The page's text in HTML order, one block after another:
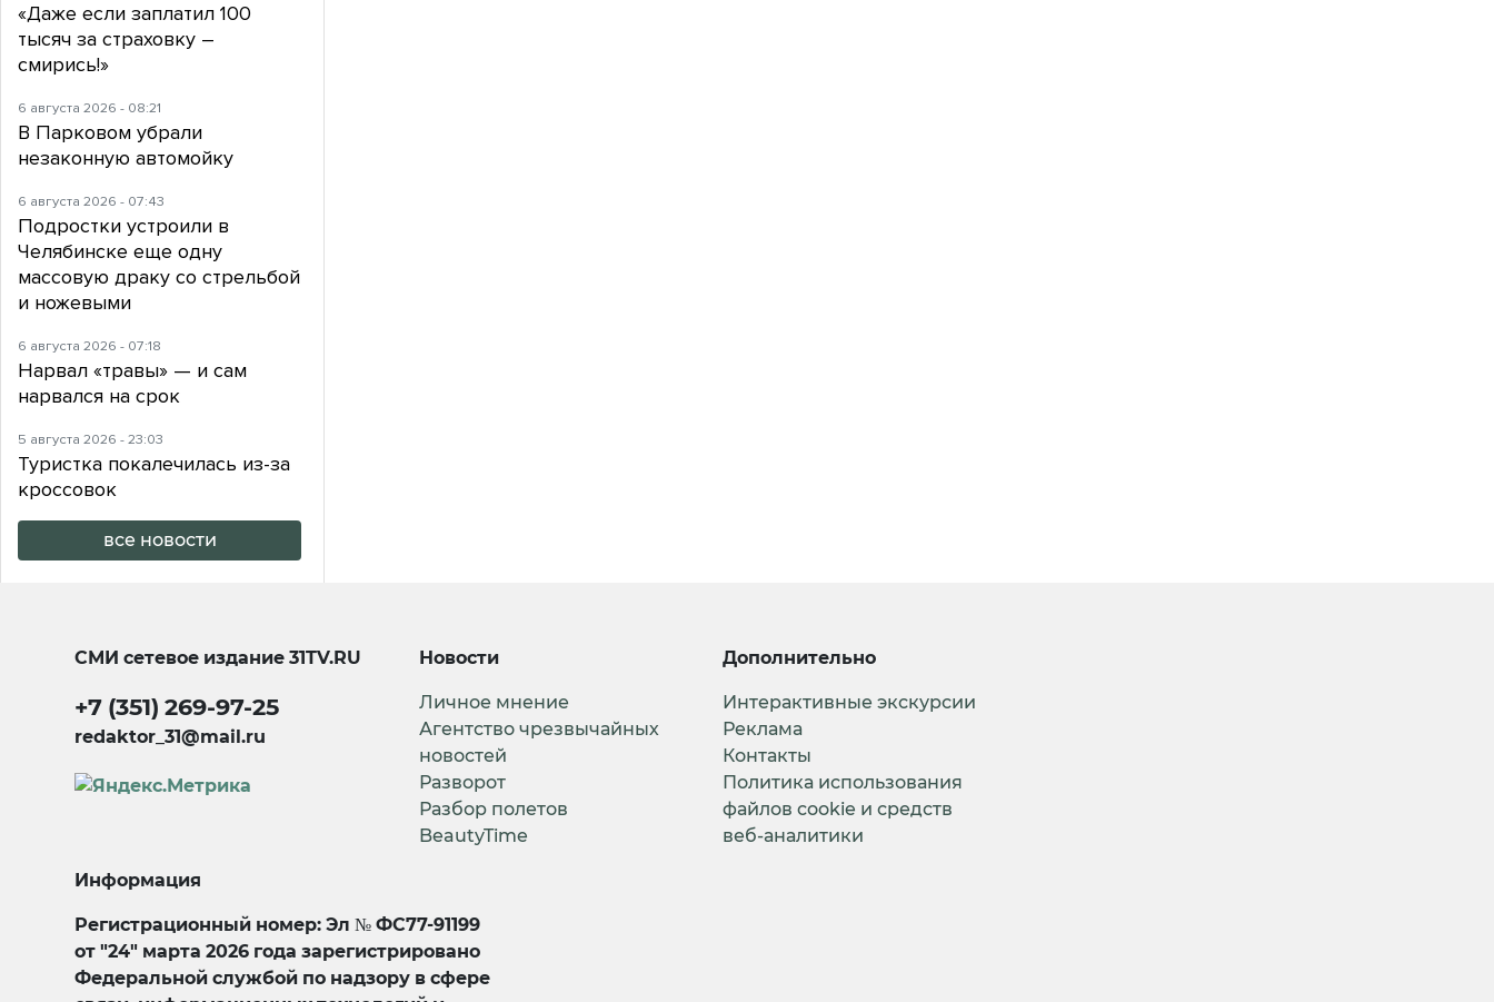
«Даже если заплатил 100
тысяч за страховку –
смирись!»
6 августа 2026 - 08:21
В Парковом убрали
незаконную автомойку
6 августа 2026 - 07:43
Подростки устроили в
Челябинске еще одну
массовую драку со стрельбой
и ножевыми
6 августа 2026 - 07:18
Нарвал «травы» — и сам
нарвался на срок
5 августа 2026 - 23:03
Туристка покалечилась из-за
кроссовок
все новости
СМИ сетевое издание31TV.RU
+7 (351) 269-97-25
redaktor_31@mail.ru
Новости
Личное мнение
Агентство чрезвычайных
новостей
Разворот
Разбор полетов
BeautyTime
Дополнительно
Интерактивные экскурсии
Реклама
Контакты
Политика использования
файлов cookie и средств
веб-аналитики
Информация
Регистрационный номер: Эл № ФС77-91199
от "24" марта 2026 года зарегистрировано
Федеральной службой по надзору в сфере